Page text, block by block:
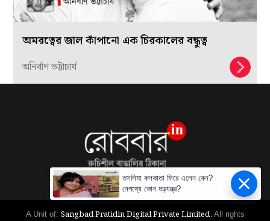
অমরত্বের জাল কাঁপানো এক চিরকালের বন্ধুত্ব
অনির্বাণ ভট্টাচার্য
A Unit of: Sangbad Pratidin Digital Private Limited. All rights
তসলিমা কলকাতা ফিরে এলেন কেন?
নেপথ্যে কোন ষড়যন্ত্র?